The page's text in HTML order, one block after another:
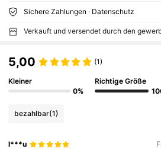
Sichere Zahlungen · Datenschutz
Verkauft und versendet durch den
5,00 (1)
Kleiner
0%
Richtige Größe
bezahlbar(1)
l***u